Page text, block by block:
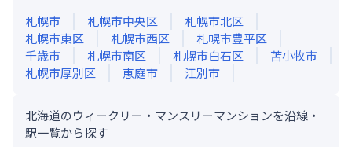
札幌市
札幌市中央区
札幌市北区
札幌市東区
札幌市西区
札幌市豊平区
千歳市
札幌市南区 札幌市白石区
苫小牧市
札幌市厚別区
恵庭市 江別市
北海道のウィークリー・マンスリーマンションを沿線・
駅一覧から探す